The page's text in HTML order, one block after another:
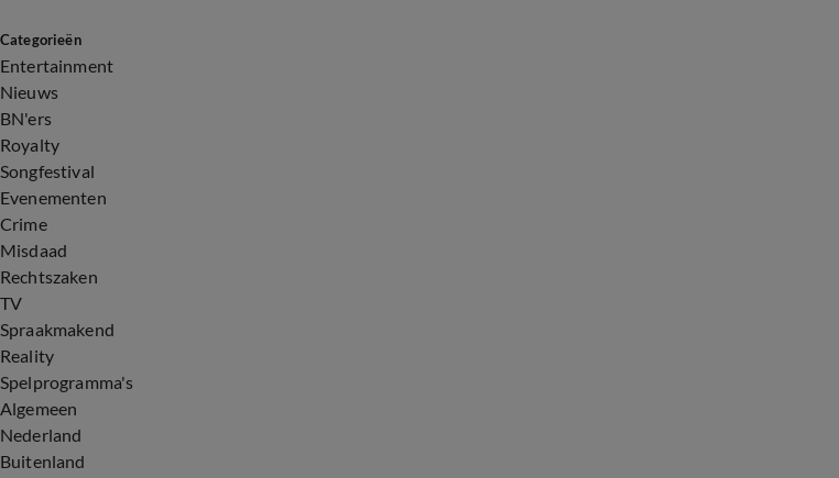
Categorieën
Entertainment
Nieuws
BN'ers
Royalty
Songfestival
Evenementen
Crime
Misdaad
Rechtszaken
TV
Spraakmakend
Reality
Spelprogramma's
Algemeen
Nederland
Buitenland